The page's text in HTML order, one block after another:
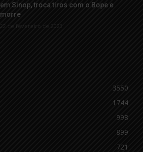
em Sinop, troca tiros com o Bope e
morre
22 de fevereiro de 2023
3550
1744
998
899
721